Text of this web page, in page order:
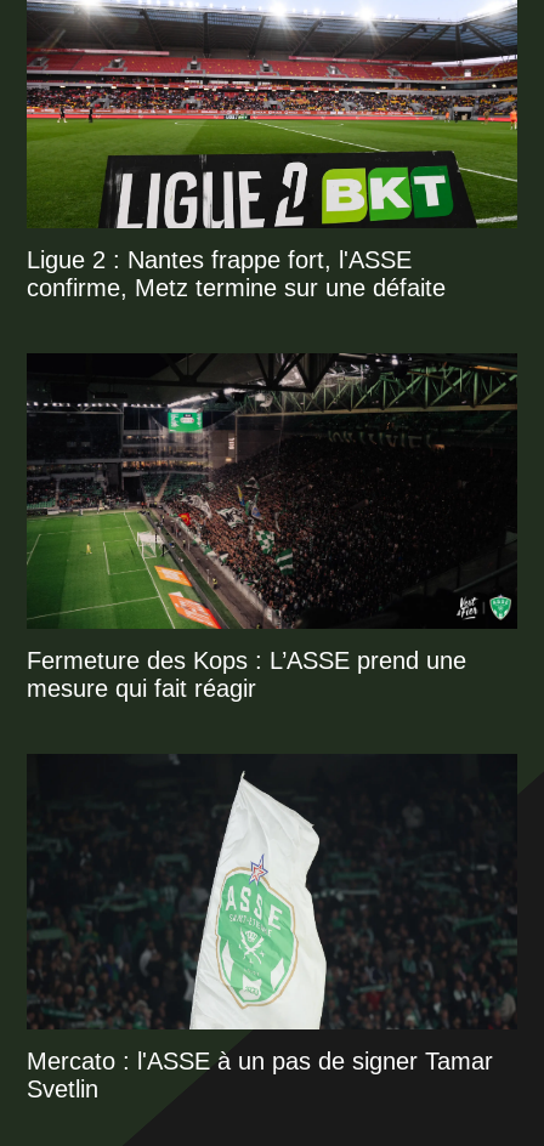
Ligue 2 : Nantes frappe fort, l'ASSE
confirme, Metz termine sur une défaite
Fermeture des Kops : L’ASSE prend une
mesure qui fait réagir
Mercato : l'ASSE à un pas de signer Tamar
Svetlin